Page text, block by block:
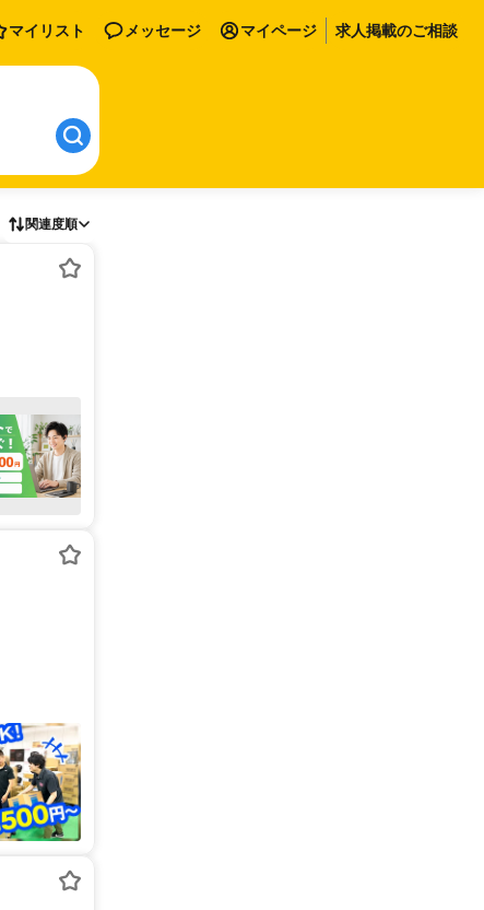
マイリスト メッセージ マイページ 求人掲載のご相談
関連度順